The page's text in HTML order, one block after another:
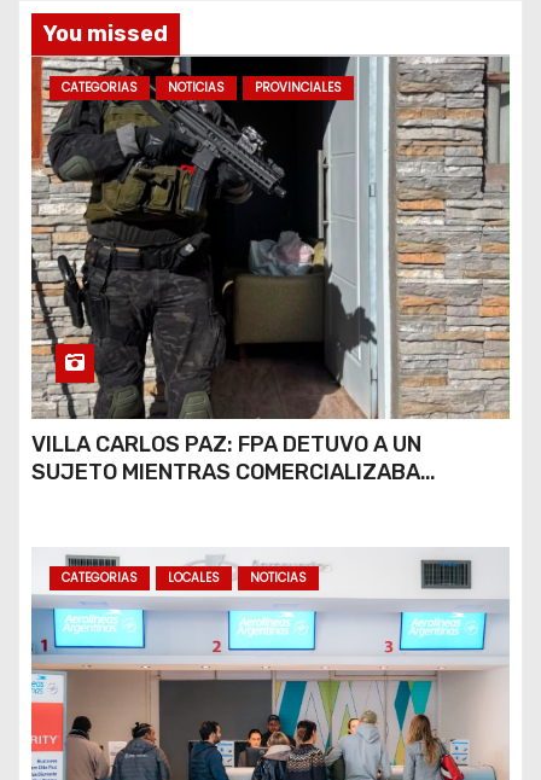
s
You missed
CATEGORIAS NOTICIAS PROVINCIALES
VILLA CARLOS PAZ: FPA DETUVO A UN
SUJETO MIENTRAS COMERCIALIZABA
CATEGORIAS LOCALES NOTICIAS